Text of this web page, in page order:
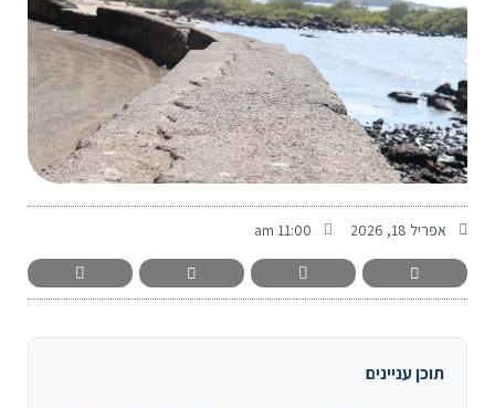
-
אפריל 18, 2026 11:00 am
תוכן עניינים